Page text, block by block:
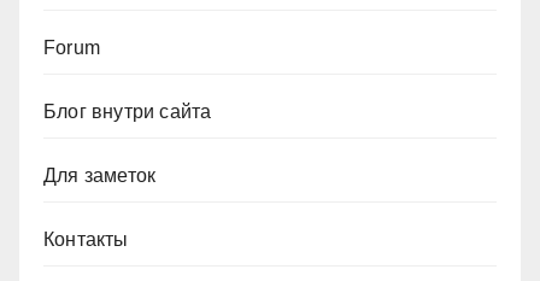
Forum
Блог внутри сайта
Для заметок
Контакты